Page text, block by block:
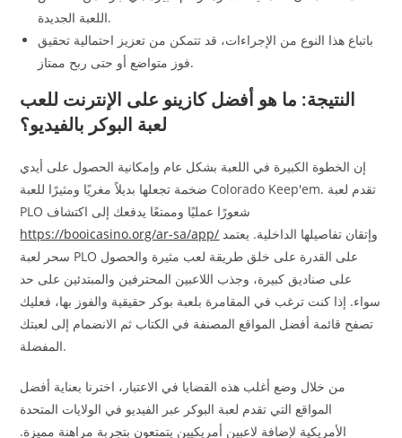
اللعبة الجديدة.
باتباع هذا النوع من الإجراءات، قد تتمكن من تعزيز احتمالية تحقيق
فوز متواضع أو حتى ربح ممتاز.
النتيجة: ما هو أفضل كازينو على الإنترنت للعب
لعبة البوكر بالفيديو؟
إن الخطوة الكبيرة في اللعبة بشكل عام وإمكانية الحصول على أيدي
ضخمة تجعلها بديلاً مغريًا ومثيرًا للعبة Colorado Keep'em. ​​تقدم لعبة
PLO شعورًا عمليًا وممتعًا يدفعك إلى اكتشاف
https://booicasino.org/ar-sa/app/ وإتقان تفاصيلها الداخلية. يعتمد
سحر لعبة PLO على القدرة على خلق طريقة لعب مثيرة والحصول
على صناديق كبيرة، وجذب اللاعبين المحترفين والمبتدئين على حد
سواء. إذا كنت ترغب في المقامرة بلعبة بوكر حقيقية والفوز بها، فعليك
تصفح قائمة أفضل المواقع المصنفة في الكتاب ثم الانضمام إلى لعبتك
المفضلة.
من خلال وضع أغلب هذه القضايا في الاعتبار، اخترنا بعناية أفضل
المواقع التي تقدم لعبة البوكر عبر الفيديو في الولايات المتحدة
الأمريكية لإضافة لاعبين أمريكيين يتمتعون بتجربة مراهنة مميزة.